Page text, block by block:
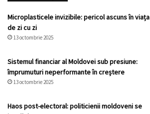
Microplasticele invizibile: pericol ascuns în viața
de zi cu zi
13 octombrie 2025
Sistemul financiar al Moldovei sub presiune:
împrumuturi neperformante în creștere
13 octombrie 2025
Haos post-electoral: politicienii moldoveni se